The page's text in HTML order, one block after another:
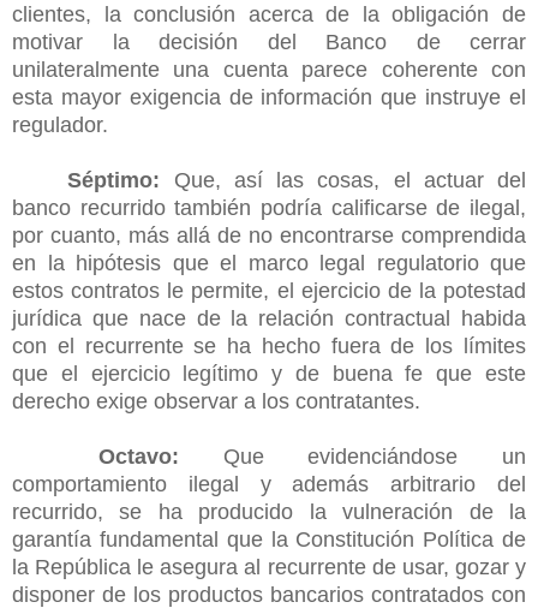
clientes, la conclusión acerca de la obligación de
motivar la decisión del Banco de cerrar
unilateralmente una cuenta parece coherente con
esta mayor exigencia de información que instruye el
regulador.
Séptimo: Que, así las cosas, el actuar del
banco recurrido también podría calificarse de ilegal,
por cuanto, más allá de no encontrarse comprendida
en la hipótesis que el marco legal regulatorio que
estos contratos le permite, el ejercicio de la potestad
jurídica que nace de la relación contractual habida
con el recurrente se ha hecho fuera de los límites
que el ejercicio legítimo y de buena fe que este
derecho exige observar a los contratantes.
Octavo: Que evidenciándose un
comportamiento ilegal y además arbitrario del
recurrido, se ha producido la vulneración de la
garantía fundamental que la Constitución Política de
la República le asegura al recurrente de usar, gozar y
disponer de los productos bancarios contratados con